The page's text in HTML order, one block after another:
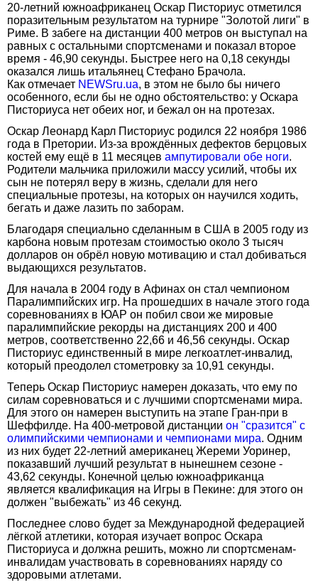
20-летний южноафриканец Оскар Писториус отметился
поразительным результатом на турнире "Золотой лиги" в
Риме. В забеге на дистанции 400 метров он выступал на
равных с остальными спортсменами и показал второе
время - 46,90 секунды. Быстрее него на 0,18 секунды
оказался лишь итальянец Стефано Брачола.
Как отмечает NEWSru.ua, в этом не было бы ничего
особенного, если бы не одно обстоятельство: у Оскара
Писториуса нет обеих ног, и бежал он на протезах.
Оскар Леонард Карл Писториус родился 22 ноября 1986
года в Претории. Из-за врождённых дефектов берцовых
костей ему ещё в 11 месяцев ампутировали обе ноги.
Родители мальчика приложили массу усилий, чтобы их
сын не потерял веру в жизнь, сделали для него
специальные протезы, на которых он научился ходить,
бегать и даже лазить по заборам.
Благодаря специально сделанным в США в 2005 году из
карбона новым протезам стоимостью около 3 тысяч
долларов он обрёл новую мотивацию и стал добиваться
выдающихся результатов.
Для начала в 2004 году в Афинах он стал чемпионом
Паралимпийских игр. На прошедших в начале этого года
соревнованиях в ЮАР он побил свои же мировые
паралимпийские рекорды на дистанциях 200 и 400
метров, соответственно 22,66 и 46,56 секунды. Оскар
Писториус единственный в мире легкоатлет-инвалид,
который преодолел стометровку за 10,91 секунды.
Теперь Оскар Писториус намерен доказать, что ему по
силам соревноваться и с лучшими спортсменами мира.
Для этого он намерен выступить на этапе Гран-при в
Шеффилде. На 400-метровой дистанции он "сразится" с
олимпийскими чемпионами и чемпионами мира. Одним
из них будет 22-летний американец Жереми Уоринер,
показавший лучший результат в нынешнем сезоне -
43,62 секунды. Конечной целью южноафриканца
является квалификация на Игры в Пекине: для этого он
должен "выбежать" из 46 секунд.
Последнее слово будет за Международной федерацией
лёгкой атлетики, которая изучает вопрос Оскара
Писториуса и должна решить, можно ли спортсменам-
инвалидам участвовать в соревнованиях наряду со
здоровыми атлетами.